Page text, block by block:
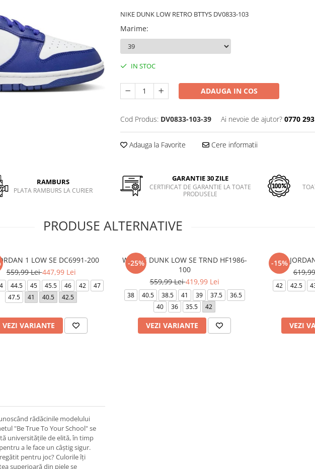
NIKE DUNK LOW RETRO BTTYS DV0833-103
Marime:
IN STOC
ADAUGA IN COS
Cod Produs: DV0833-103-39 Ai nevoie de ajutor? 0770
Adauga la Favorite Cere informatii
RAMBURS
PLATA RAMBURS LA CURIER
GARANTIE 30 ZILE
CERTIFICAT DE GARANTIE LA TOATE
PRODUSELE
PRODUSE ALTERNATIVE
1 LOW SE DC6991-200
559,99 Lei447,99 Lei
44.5 45 45.5 46 42
47
47.5
41 40.5 42.5
VEZI VARIANTE
-25%
W NIKE DUNK LOW SE TRND HF1986-
100
559,99 Lei419,99 Lei
38 40.5 38.5 41 39 37.5
36.5
40
36 35.5 42
VEZI VARIANTE
-15%
AIR
42 42.5
VEZI
rădăcinile modelului
"Be True To Your School" se
universitățile de elită, în timp
a le face un câștig sigur.
pentru joc? Culorile îți
superioară din piele se